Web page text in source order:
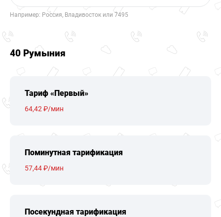
Например: Россия, Владивосток или 7495
40 Румыния
Тариф «Первый»
64,42 ₽/мин
Поминутная тарификация
57,44 ₽/мин
Посекундная тарификация